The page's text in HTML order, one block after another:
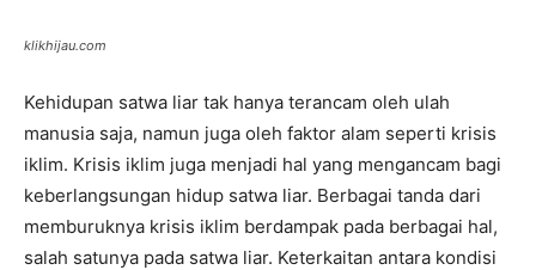
klikhijau.com
Kehidupan satwa liar tak hanya terancam oleh ulah
manusia saja, namun juga oleh faktor alam seperti krisis
iklim. Krisis iklim juga menjadi hal yang mengancam bagi
keberlangsungan hidup satwa liar. Berbagai tanda dari
memburuknya krisis iklim berdampak pada berbagai hal,
salah satunya pada satwa liar. Keterkaitan antara kondisi